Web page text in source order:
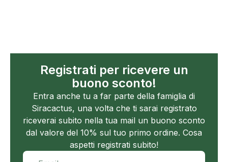
Registrati per ricevere un
buono sconto!
Entra anche tu a far parte della famiglia di
Siracactus, una volta che ti sarai registrato
riceverai subito nella tua mail un buono sconto
dal valore del 10% sul tuo primo ordine. Cosa
aspetti registrati subito!